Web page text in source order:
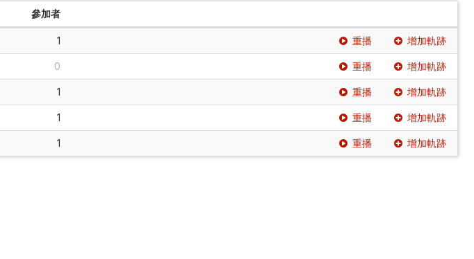
參加者
1 重播 增加軌跡
0 重播 增加軌跡
1 重播 增加軌跡
1 重播 增加軌跡
1 重播 增加軌跡